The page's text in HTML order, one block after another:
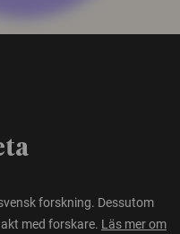
forskning. Dessutom
med forskare. Läs mer om